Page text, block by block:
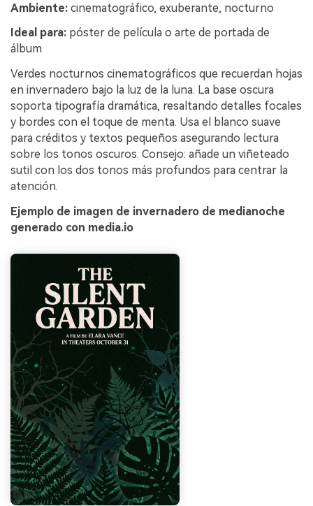
Ambiente: cinematográfico, exuberante, nocturno
Ideal para: póster de película o arte de portada de
álbum
Verdes nocturnos cinematográficos que recuerdan hojas
en invernadero bajo la luz de la luna. La base oscura
soporta tipografía dramática, resaltando detalles focales
y bordes con el toque de menta. Usa el blanco suave
para créditos y textos pequeños asegurando lectura
sobre los tonos oscuros. Consejo: añade un viñeteado
sutil con los dos tonos más profundos para centrar la
atención.
Ejemplo de imagen de invernadero de medianoche
generado con media.io